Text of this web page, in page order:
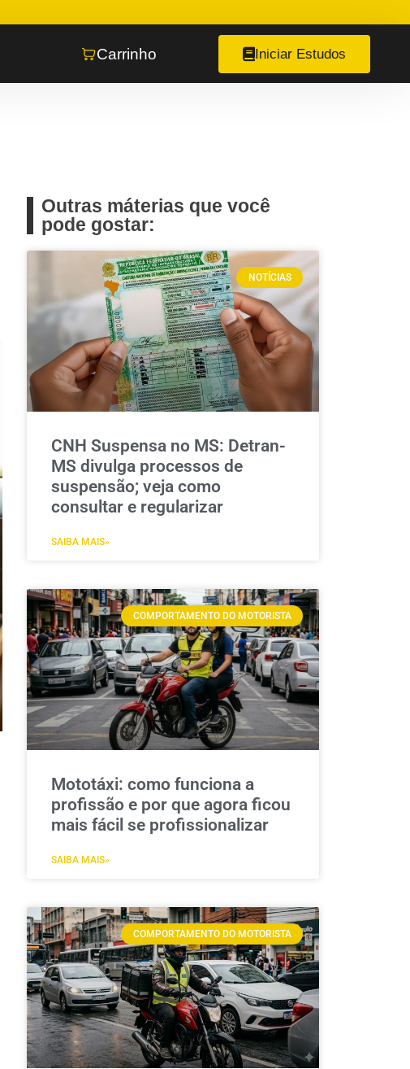
Carrinho Iniciar Estudos
Outras máterias que você
pode gostar:
NOTÍCIAS
CNH Suspensa no MS: Detran-
MS divulga processos de
suspensão; veja como
consultar e regularizar
SAIBA MAIS»
COMPORTAMENTO DO MOTORISTA
Mototáxi: como funciona a
profissão e por que agora ficou
mais fácil se profissionalizar
SAIBA MAIS»
COMPORTAMENTO DO MOTORISTA